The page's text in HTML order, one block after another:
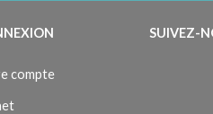
compte
SUIVEZ-